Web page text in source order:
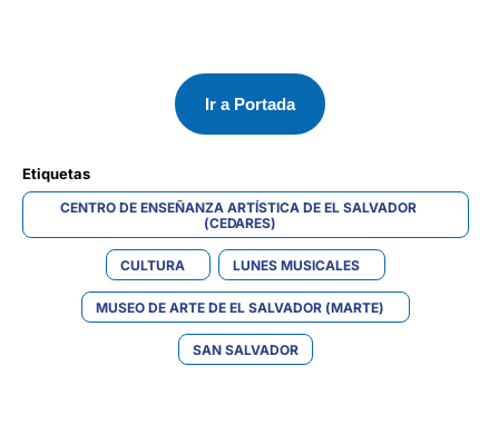
Ir a Portada
Etiquetas
CENTRO DE ENSEÑANZA ARTÍSTICA DE EL SALVADOR
(CEDARES)
CULTURA LUNES MUSICALES
MUSEO DE ARTE DE EL SALVADOR (MARTE)
SAN SALVADOR